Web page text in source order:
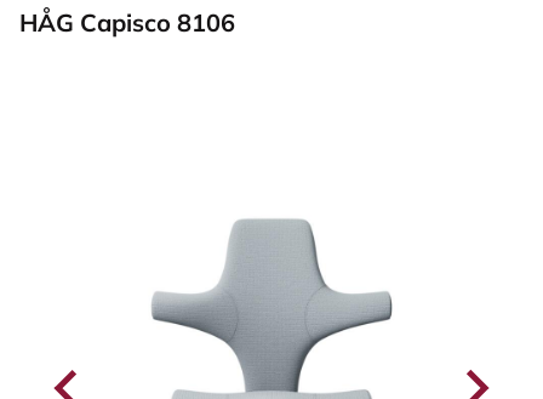
HÅG Capisco 8106